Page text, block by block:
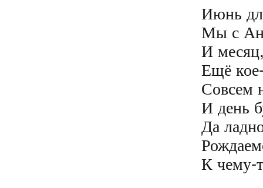
Июнь
Мы с
И
Ещё
Совсем
И день
Да
К чему-